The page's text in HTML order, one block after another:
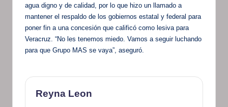
agua digno y de calidad, por lo que hizo un llamado a
mantener el respaldo de los gobiernos estatal y federal para
poner fin a una concesión que calificó como lesiva para
Veracruz. “No les tenemos miedo. Vamos a seguir luchando
para que Grupo MAS se vaya”, aseguró.
Reyna Leon